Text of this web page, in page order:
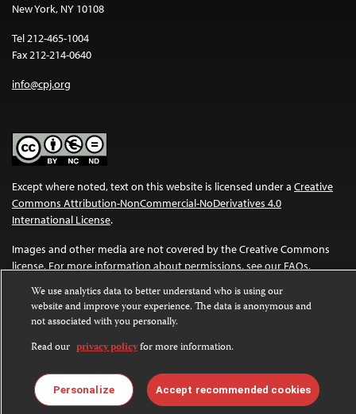
New York, NY 10108
Tel 212-465-1004
Fax 212-214-0640
info@cpj.org
Except where noted, text on this website is licensed under a Creative
Commons Attribution-NonCommercial-NoDerivatives 4.0
International License.
Images and other media are not covered by the Creative Commons
license. For more information about permissions, see our FAQs.
We use analytics data to better understand who is using our
website and improve your experience. The data is anonymous and
not associated with you personally.
Read our privacy policyfor more information.
Personalize Accept recommended cookies